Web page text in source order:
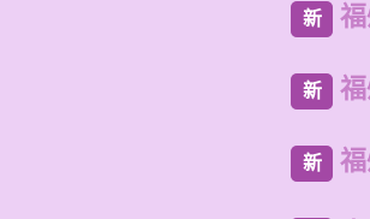
新
新
新